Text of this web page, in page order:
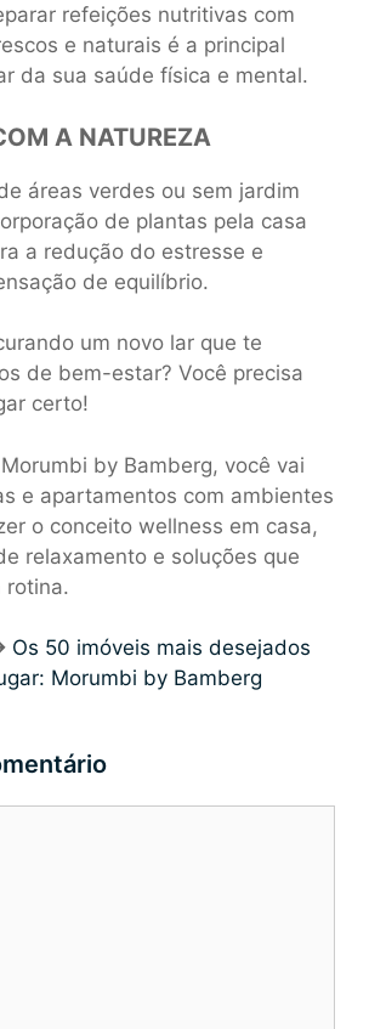
refeições nutritivas com
e naturais é a principal
da sua saúde física e mental.
A NATUREZA
áreas verdes ou sem jardim
de plantas pela casa
a redução do estresse e
de equilíbrio.
um novo lar que te
de bem-estar? Você precisa
certo!
by Bamberg, você vai
e apartamentos com ambientes
o conceito wellness em casa,
relaxamento e soluções que
rotina.
Os 50 imóveis mais desejados
Morumbi by Bamberg